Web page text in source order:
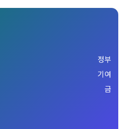
정부
기여
금